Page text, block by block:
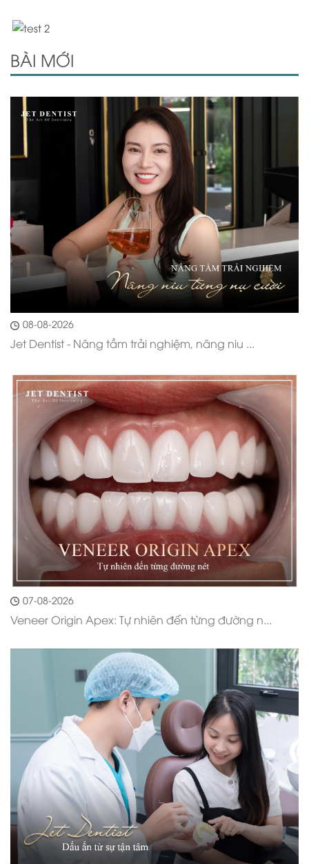
BÀI MỚI
08-08-2026
Jet Dentist - Nâng tầm trải nghiệm, nâng niu ...
07-08-2026
Veneer Origin Apex: Tự nhiên đến từng đường n...